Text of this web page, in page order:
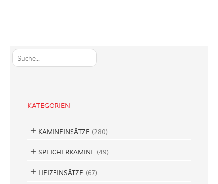
S
u
KATEGORIEN
KAMINEINSÄTZE (280)
SPEICHERKAMINE (49)
HEIZEINSÄTZE (67)